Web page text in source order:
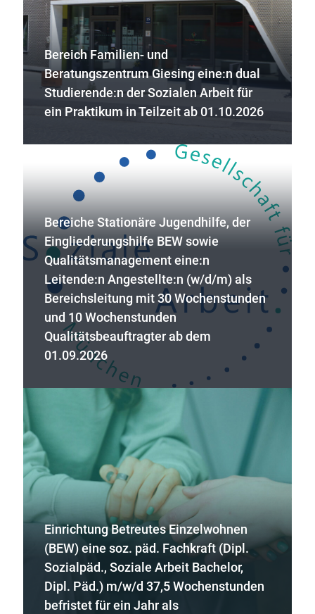
Bereich Familien- und
Beratungszentrum Giesing eine:n dual
Studierende:n der Sozialen Arbeit für
ein Praktikum in Teilzeit ab 01.10.2026
Bereiche Stationäre Jugendhilfe, der
Eingliederungshilfe BEW sowie
Qualitätsmanagement eine:n
Leitende:n Angestellte:n (w/d/m) als
Bereichsleitung mit 30 Wochenstunden
und 10 Wochenstunden
Qualitätsbeauftragter ab dem
01.09.2026
Einrichtung Betreutes Einzelwohnen
(BEW) eine soz. päd. Fachkraft (Dipl.
Sozialpäd., Soziale Arbeit Bachelor,
Dipl. Päd.) m/w/d 37,5 Wochenstunden
befristet für ein Jahr als